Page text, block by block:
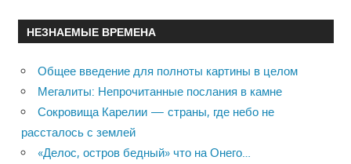
НЕЗНАЕМЫЕ ВРЕМЕНА
Общее введение для полноты картины в целом
Мегалиты: Непрочитанные послания в камне
Сокровища Карелии — страны, где небо не
рассталось с землей
«Делос, остров бедный» что на Онего…